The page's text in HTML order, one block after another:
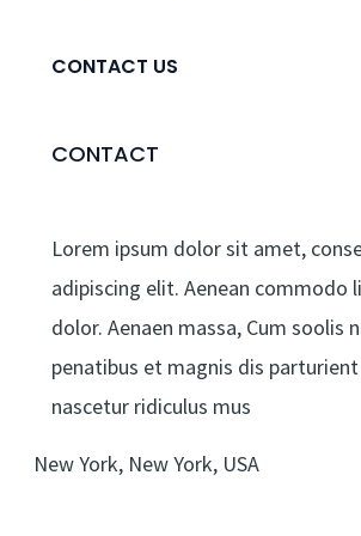
CONTACT US
CONTACT
Lorem ipsum dolor sit amet,
adipiscing elit. Aenean commodo
dolor. Aenaen massa, Cum soolis
penatibus et magnis dis
nascetur ridiculus mus
New York, New York, USA